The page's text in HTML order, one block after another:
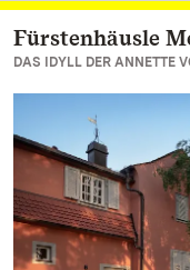
Zum Hauptinhalt
Fürstenhäusle
DAS IDYLL DER ANNETTE